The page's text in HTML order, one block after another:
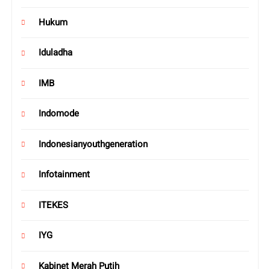
Hukum
Iduladha
IMB
Indomode
Indonesianyouthgeneration
Infotainment
ITEKES
IYG
Kabinet Merah Putih